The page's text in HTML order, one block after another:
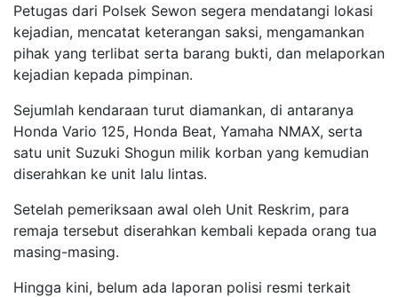
Petugas dari Polsek Sewon segera mendatangi lokasi
kejadian, mencatat keterangan saksi, mengamankan
pihak yang terlibat serta barang bukti, dan melaporkan
kejadian kepada pimpinan.
Sejumlah kendaraan turut diamankan, di antaranya
Honda Vario 125, Honda Beat, Yamaha NMAX, serta
satu unit Suzuki Shogun milik korban yang kemudian
diserahkan ke unit lalu lintas.
Setelah pemeriksaan awal oleh Unit Reskrim, para
remaja tersebut diserahkan kembali kepada orang tua
masing-masing.
Hingga kini, belum ada laporan polisi resmi terkait